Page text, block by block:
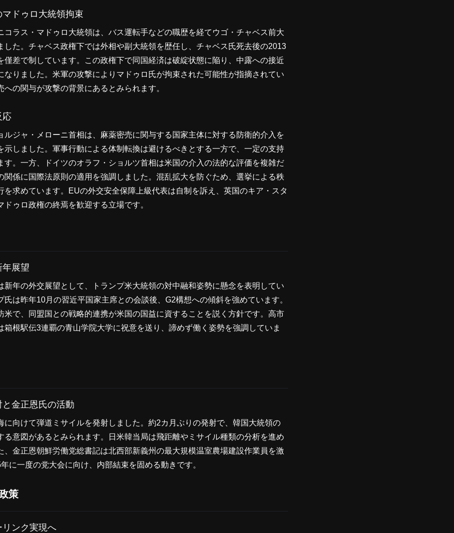
ドゥロ大統領拘束
コラス・マドゥロ大統領は、バス運転手などの職歴を経てウゴ・チャベス前大
した。チャベス政権下では外相や副大統領を歴任し、チャベス氏死去後の2013
僅差で制しています。この政権下で同国経済は破綻状態に陥り、中露への接近
なりました。米軍の攻撃によりマドゥロ氏が拘束された可能性が指摘されてい
への関与が攻撃の背景にあるとみられます。
応
ルジャ・メローニ首相は、麻薬密売に関与する国家主体に対する防衛的介入を
示しました。軍事行動による体制転換は避けるべきとする一方で、一定の支持
す。一方、ドイツのオラフ・ショルツ首相は米国の介入の法的な評価を複雑だ
関係に国際法原則の適用を強調しました。混乱拡大を防ぐため、選挙による秩
を求めています。EUの外交安全保障上級代表は自制を訴え、英国のキア・スタ
ドゥロ政権の終焉を歓迎する立場です。
年展望
新年の外交展望として、トランプ米大統領の対中融和姿勢に懸念を表明してい
氏は昨年10月の習近平国家主席との会談後、G2構想への傾斜を強めています。
米で、同盟国との戦略的連携が米国の国益に資することを説く方針です。高市
箱根駅伝3連覇の青山学院大学に祝意を送り、諦めず働く姿勢を強調していま
と金正恩氏の活動
に向けて弾道ミサイルを発射しました。約2カ月ぶりの発射で、韓国大統領の
る意図があるとみられます。日米韓当局は飛距離やミサイル種類の分析を進め
、金正恩朝鮮労働党総書記は北西部新義州の最大規模温室農場建設作業員を激
に一度の党大会に向け、内部結束を固める動きです。
策
リンク実現へ